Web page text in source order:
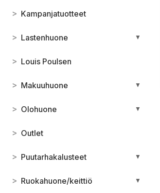
> Kampanjatuotteet
> Lastenhuone ▼
> Louis Poulsen
> Makuuhuone ▼
> Olohuone ▼
> Outlet
> Puutarhakalusteet ▼
> Ruokahuone/keittiö ▼